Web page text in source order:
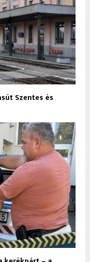
Szentes és